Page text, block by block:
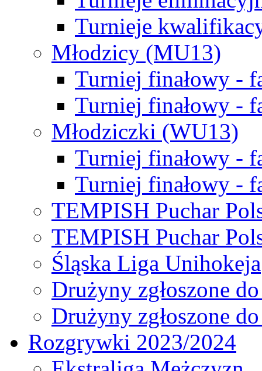
Turnieje
Młodzicy (MU13)
Turniej finałowy -
Turniej finałowy -
Młodziczki (WU13)
Turniej finałowy -
Turniej finałowy -
TEMPISH Puchar
TEMPISH Puchar
Śląska Liga Unihokeja
Drużyny zgłoszone
Drużyny zgłoszone
Rozgrywki 2023/2024